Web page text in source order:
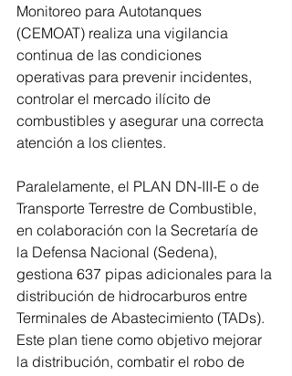
Monitoreo para Autotanques
(CEMOAT) realiza una vigilancia
continua de las condiciones
operativas para prevenir incidentes,
controlar el mercado ilícito de
combustibles y asegurar una correcta
atención a los clientes.
Paralelamente, el PLAN DN-III-E o de
Transporte Terrestre de Combustible,
en colaboración con la Secretaría de
la Defensa Nacional (Sedena),
gestiona 637 pipas adicionales para la
distribución de hidrocarburos entre
Terminales de Abastecimiento (TADs).
Este plan tiene como objetivo mejorar
la distribución, combatir el robo de